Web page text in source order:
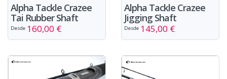
Alpha Tackle Crazee
Tai Rubber Shaft
Desde 160,00 €
Alpha Tackle Crazee
Jigging Shaft
Desde 145,00 €